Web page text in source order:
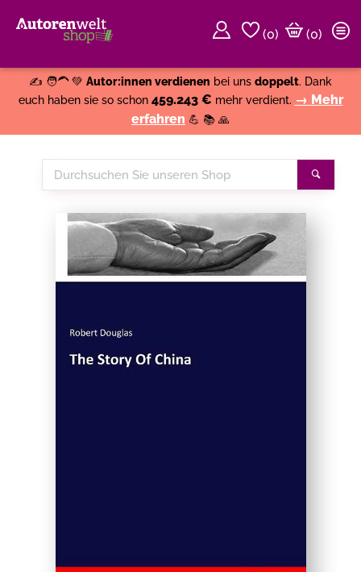
(0)
(0)
✍️ 🧑‍🦱 💚 Autor:innen verdienen bei uns doppelt. Dank
euch haben sie so schon 459.243 € mehr verdient. → Mehr
erfahren 💪 📚 🙏
Durchsuchen
Sie